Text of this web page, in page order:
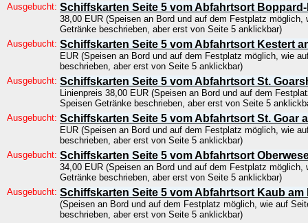
Ausgebucht: Schiffskarten Seite 5 vom Abfahrtsort
38,00 EUR (Speisen an Bord und auf dem Festplatz möglich,
Getränke beschrieben, aber erst von Seite 5 anklickbar)
Ausgebucht: Schiffskarten Seite 5 vom Abfahrtsort Kestert
EUR (Speisen an Bord und auf dem Festplatz möglich, wie
beschrieben, aber erst von Seite 5 anklickbar)
Ausgebucht: Schiffskarten Seite 5 vom Abfahrtsort St.
Linienpreis 38,00 EUR (Speisen an Bord und auf dem
Speisen Getränke beschrieben, aber erst von Seite 5
Ausgebucht: Schiffskarten Seite 5 vom Abfahrtsort St. Goar
EUR (Speisen an Bord und auf dem Festplatz möglich, wie
beschrieben, aber erst von Seite 5 anklickbar)
Ausgebucht: Schiffskarten Seite 5 vom Abfahrtsort
34,00 EUR (Speisen an Bord und auf dem Festplatz möglich,
Getränke beschrieben, aber erst von Seite 5 anklickbar)
Ausgebucht: Schiffskarten Seite 5 vom Abfahrtsort Kaub am
(Speisen an Bord und auf dem Festplatz möglich, wie auf
beschrieben, aber erst von Seite 5 anklickbar)